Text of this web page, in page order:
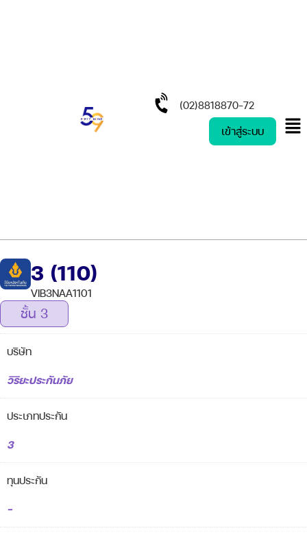
(02)8818870-72
เข้าสู่ระบบ
3 (110)
VIB3NAA1101
ชั้น 3
บริษัท
วิริยะประกันภัย
ประเภทประกัน
3
ทุนประกัน
-